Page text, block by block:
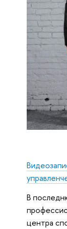
В
центра